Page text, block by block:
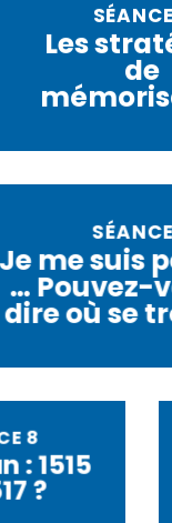
Les
de
Je me suis
… Pouvez-
dire où se
8
: 1515
?